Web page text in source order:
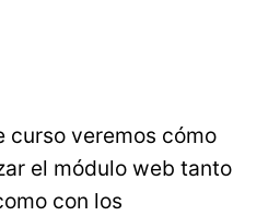
curso veremos cómo
el módulo web tanto
con los